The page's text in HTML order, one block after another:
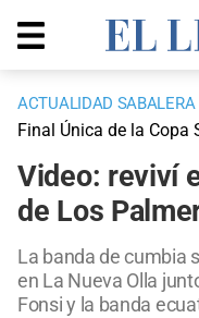
ACTUALIDAD SABALERA
Final Única de la Copa
Video: reviví
de Los
La banda de cumbia
en La Nueva Olla
Fonsi y la banda